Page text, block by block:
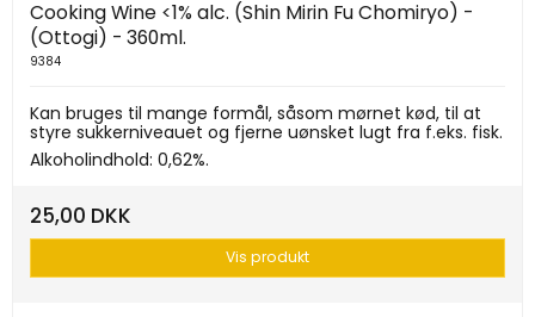
Cooking Wine <1% alc. (Shin Mirin Fu Chomiryo) -
(Ottogi) - 360ml.
9384
Kan bruges til mange formål, såsom mørnet kød, til at
styre sukkerniveauet og fjerne uønsket lugt fra f.eks. fisk.
Alkoholindhold: 0,62%.
25,00 DKK
Vis produkt